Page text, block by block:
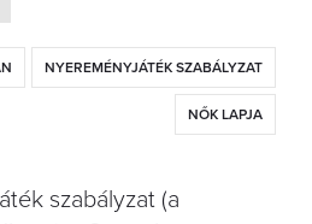
NYEREMÉNYJÁTÉK SZABÁLYZAT
NŐK LAPJA
szabályzat (a